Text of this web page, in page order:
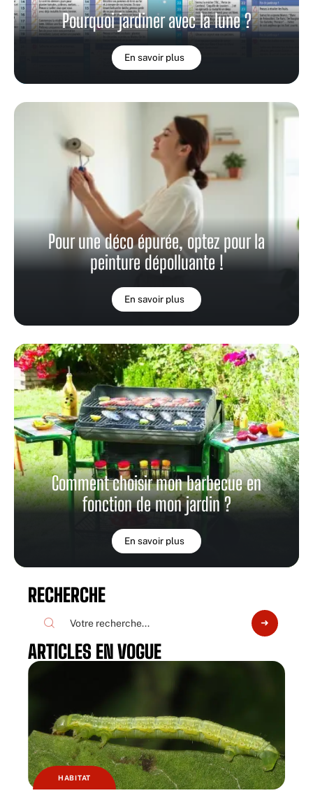
Pourquoi jardiner avec la lune ?
En savoir plus
Pour une déco épurée, optez pour la
peinture dépolluante !
En savoir plus
Comment choisir mon barbecue en
fonction de mon jardin ?
En savoir plus
RECHERCHE
ARTICLES EN VOGUE
HABITAT